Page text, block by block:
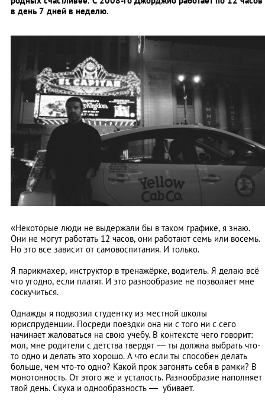
в день 7 дней в неделю.
«Некоторые люди не выдержали бы в таком графике, я знаю.
Они не могут работать 12 часов, они работают семь или восемь.
Но это все зависит от самовоспитания. И только.
Я парикмахер, инструктор в тренажёрке, водитель. Я делаю всё
что угодно, если платят. И это разнообразие не позволяет мне
соскучиться.
Однажды я подвозил студентку из местной школы
юриспруденции. Посреди поездки она ни с того ни с сего
начинает жаловаться на свою учебу. В контексте чего говорит:
мол, мне родители с детства твердят — ты должна выбрать что-
то одно и делать это хорошо. А что если ты способен делать
больше, чем что-то одно? Какой прок загонять себя в рамки? В
монотонность. От этого же и усталость. Разнообразие наполняет
твой день. Скука и однообразность — убивает.